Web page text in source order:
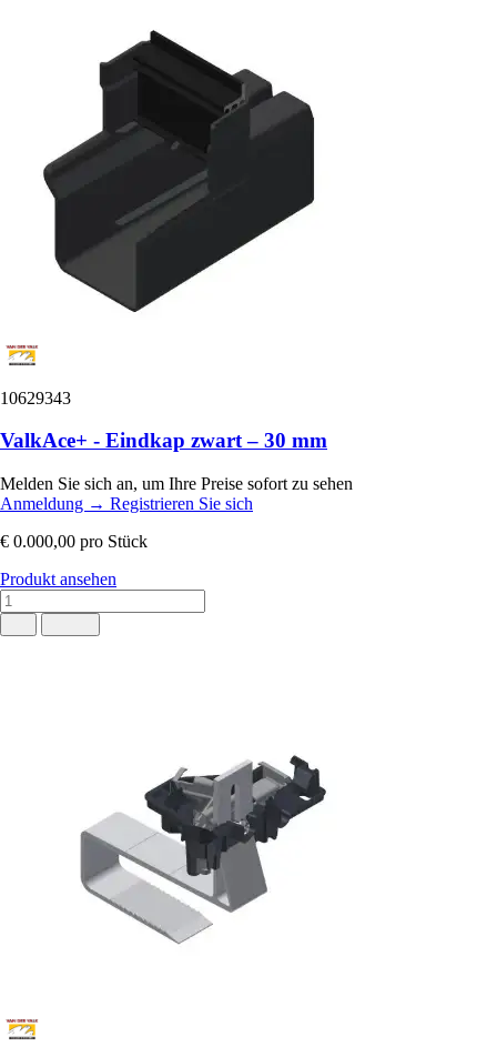
10629343
ValkAce+ - Eindkap zwart – 30 mm
Melden Sie sich an, um Ihre Preise sofort zu sehen
Anmeldung → Registrieren Sie sich
€ 0.000,00 pro Stück
Produkt ansehen